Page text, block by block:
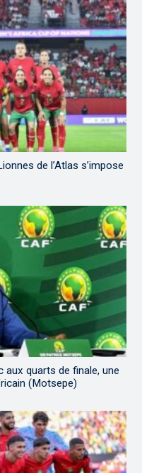
de l’Atlas s’impose
aux quarts de finale, une
(Motsepe)